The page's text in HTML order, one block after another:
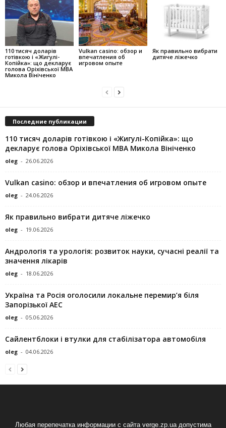
110 тисяч доларів
готівкою і «Жигулі-
Копійка»: що декларує
голова Оріхівської МВА
Микола Вініченко
Vulkan casino: обзор и
впечатления об
игровом опыте
Як правильно вибрати
дитяче ліжечко
Последние публикации
110 тисяч доларів готівкою і «Жигулі-Копійка»: що
декларує голова Оріхівської МВА Микола Вініченко
oleg - 26.06.2026
Vulkan casino: обзор и впечатления об игровом опыте
oleg - 24.06.2026
Як правильно вибрати дитяче ліжечко
oleg - 19.06.2026
Андрологія та урологія: розвиток науки, сучасні реалії та
значення лікарів
oleg - 18.06.2026
Україна та Росія оголосили локальне перемир’я біля
Запорізької АЕС
oleg - 05.06.2026
Сайлентблоки і втулки для стабілізатора автомобіля
oleg - 04.06.2026
Любая перепечатка информации с сайта verge.zp.ua допустима